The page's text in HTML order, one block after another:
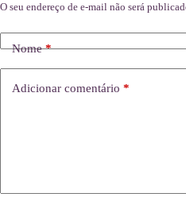
O seu endereço de e-mail não será
Nome*
Adicionar comentário *